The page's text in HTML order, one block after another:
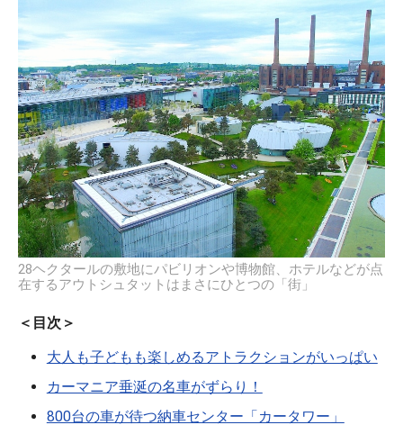
28ヘクタールの敷地にパビリオンや博物館、ホテルなどが点
在するアウトシュタットはまさにひとつの「街」
＜目次＞
大人も子どもも楽しめるアトラクションがいっぱい
カーマニア垂涎の名車がずらり！
800台の車が待つ納車センター「カータワー」